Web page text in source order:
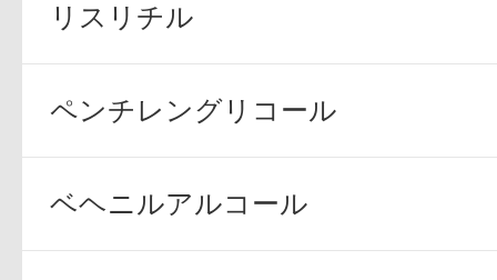
メイクアップ
リスリチル
ペンチレングリコール
ベヘニルアルコール